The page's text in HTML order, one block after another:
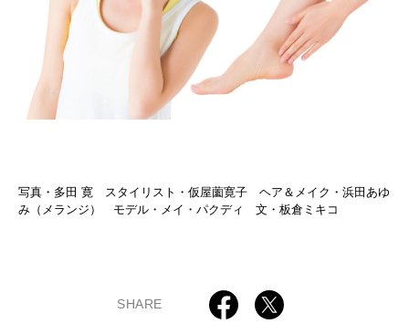
写真・多田 寛 スタイリスト・仮屋薗寛子 ヘア＆メイク・浜田あゆ
み（メランジ） モデル・メイ・パクディ 文・板倉ミキコ
SHARE